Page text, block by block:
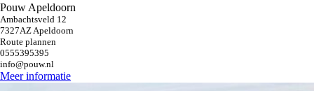
Pouw Apeldoorn
Ambachtsveld 12
7327AZ Apeldoorn
Route plannen
0555395395
info@pouw.nl
Meer informatie